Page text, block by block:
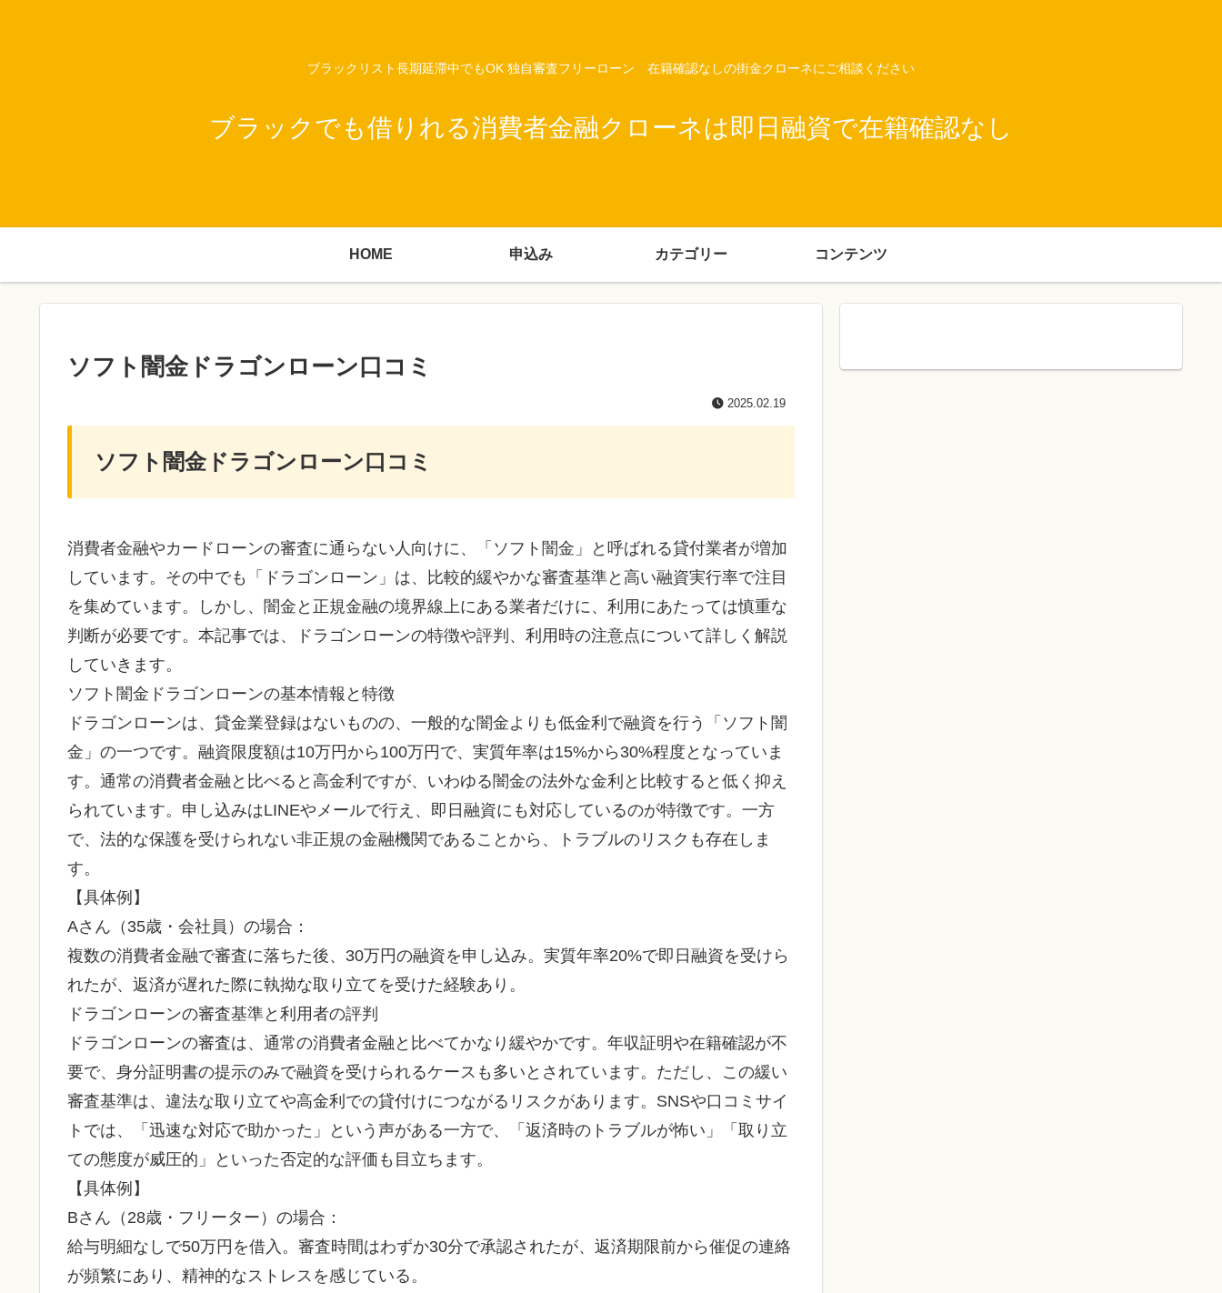
ブラックリスト長期延滞中でもOK 独自審査フリーローン 在籍確認なしの街金クローネにご相談ください
ブラックでも借りれる消費者金融クローネは即日融資で在籍確認なし
HOME 申込み カテゴリー コンテンツ
ソフト闇金ドラゴンローン口コミ
2025.02.19
ソフト闇金ドラゴンローン口コミ
消費者金融やカードローンの審査に通らない人向けに、「ソフト闇金」と呼ばれる貸付業者が増加
しています。その中でも「ドラゴンローン」は、比較的緩やかな審査基準と高い融資実行率で注目
を集めています。しかし、闇金と正規金融の境界線上にある業者だけに、利用にあたっては慎重な
判断が必要です。本記事では、ドラゴンローンの特徴や評判、利用時の注意点について詳しく解説
していきます。
ソフト闇金ドラゴンローンの基本情報と特徴
ドラゴンローンは、貸金業登録はないものの、一般的な闇金よりも低金利で融資を行う「ソフト闇
金」の一つです。融資限度額は10万円から100万円で、実質年率は15%から30%程度となっていま
す。通常の消費者金融と比べると高金利ですが、いわゆる闇金の法外な金利と比較すると低く抑え
られています。申し込みはLINEやメールで行え、即日融資にも対応しているのが特徴です。一方
で、法的な保護を受けられない非正規の金融機関であることから、トラブルのリスクも存在しま
す。
【具体例】
Aさん（35歳・会社員）の場合：
複数の消費者金融で審査に落ちた後、30万円の融資を申し込み。実質年率20%で即日融資を受けら
れたが、返済が遅れた際に執拗な取り立てを受けた経験あり。
ドラゴンローンの審査基準と利用者の評判
ドラゴンローンの審査は、通常の消費者金融と比べてかなり緩やかです。年収証明や在籍確認が不
要で、身分証明書の提示のみで融資を受けられるケースも多いとされています。ただし、この緩い
審査基準は、違法な取り立てや高金利での貸付けにつながるリスクがあります。SNSや口コミサイ
トでは、「迅速な対応で助かった」という声がある一方で、「返済時のトラブルが怖い」「取り立
ての態度が威圧的」といった否定的な評価も目立ちます。
【具体例】
Bさん（28歳・フリーター）の場合：
給与明細なしで50万円を借入。審査時間はわずか30分で承認されたが、返済期限前から催促の連絡
が頻繁にあり、精神的なストレスを感じている。